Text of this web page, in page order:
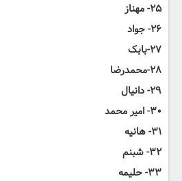
۲۵- مهناز
۲۶- جواد
۲۷-بابک
۲۸-محمدرضا
۲۹- دانیال
۳۰- امیر محمد
۳۱- هانیه
۳۲- شبنم
۳۳- حلیمه